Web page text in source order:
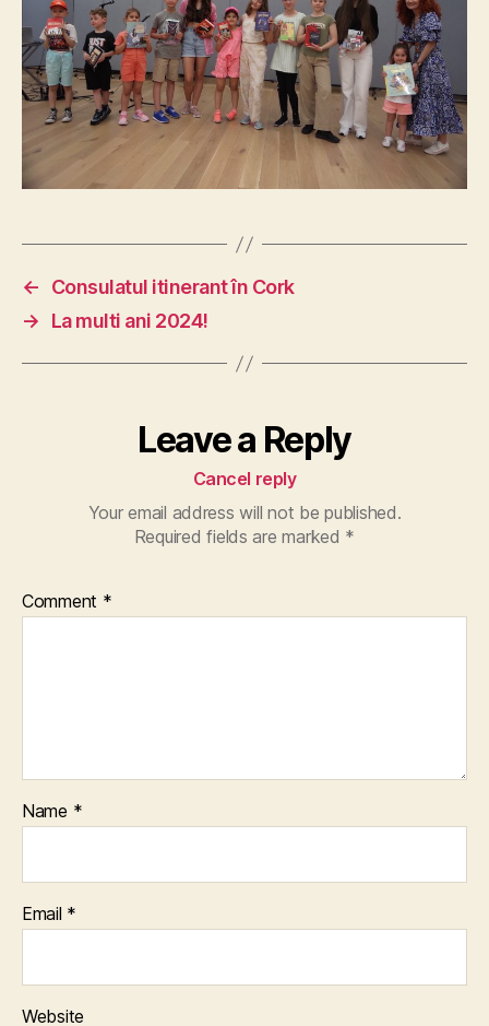
←
Consulatul itinerant în Cork
→
La multi ani 2024!
Leave a Reply
Cancel reply
Your email address will not be published.
Required fields are marked *
Comment *
Name *
Email *
Website